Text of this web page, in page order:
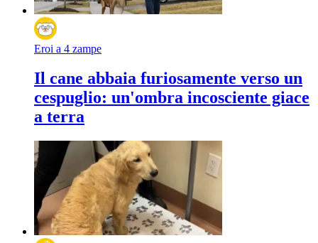
Eroi a 4 zampe
Il cane abbaia furiosamente verso un
cespuglio: un'ombra incosciente giace
a terra